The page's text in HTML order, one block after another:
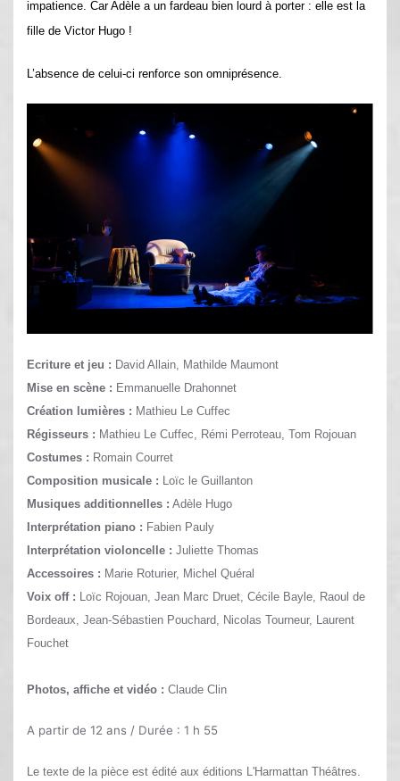
impatience. Car Adèle a un fardeau bien lourd à porter : elle est la
fille de Victor Hugo !
L’absence de celui-ci renforce son omniprésence.
Ecriture et jeu : David Allain, Mathilde Maumont
Mise en scène : Emmanuelle Drahonnet
Création lumières : Mathieu Le Cuffec
Régisseurs : Mathieu Le Cuffec, Rémi Perroteau, Tom Rojouan
Costumes : Romain Courret
Composition musicale : Loïc le Guillanton
Musiques additionnelles : Adèle Hugo
Interprétation piano : Fabien Pauly
Interprétation violoncelle : Juliette Thomas
Accessoires : Marie Roturier, Michel Quéral
Voix off : Loïc Rojouan, Jean Marc Druet, Cécile Bayle, Raoul de
Bordeaux, Jean-Sébastien Pouchard, Nicolas Tourneur, Laurent
Fouchet
Photos, affiche et vidéo : Claude Clin
A partir de 12 ans / Durée : 1 h 55
Le texte de la pièce est édité aux éditions L'Harmattan Théâtres.